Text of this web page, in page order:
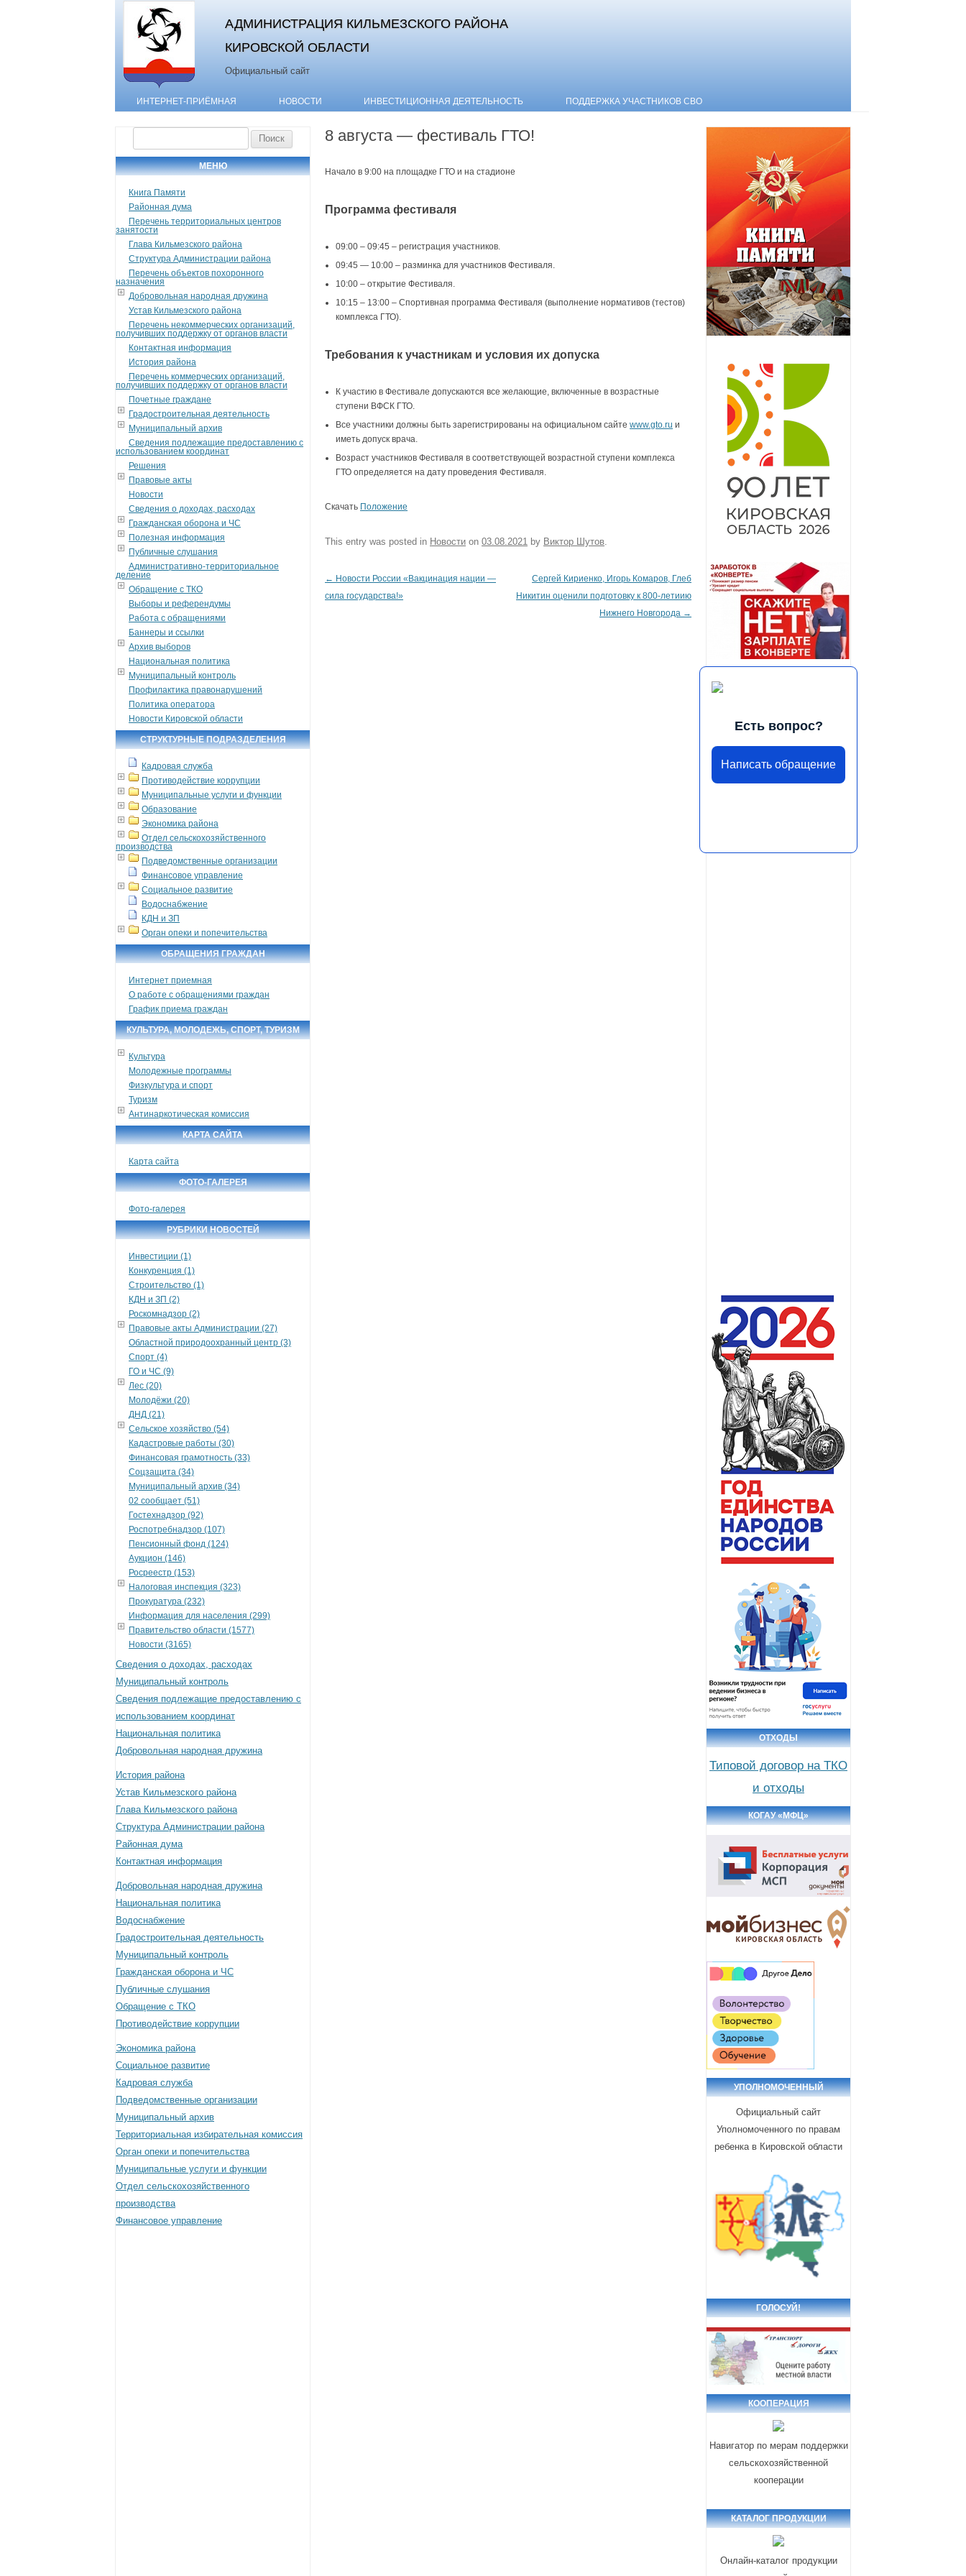
АДМИНИСТРАЦИЯ КИЛЬМЕЗСКОГО РАЙОНА
КИРОВСКОЙ ОБЛАСТИ
Официальный сайт
Skip to content
ИНТЕРНЕТ-ПРИЁМНАЯ НОВОСТИ ИНВЕСТИЦИОННАЯ ДЕЯТЕЛЬНОСТЬ ПОДДЕРЖКА УЧАСТНИКОВ СВО
МЕНЮ
Книга Памяти
Районная дума
Перечень территориальных центров
занятости
Глава Кильмезского района
Структура Администрации района
Перечень объектов похоронного
назначения
Добровольная народная дружина
Устав Кильмезского района
Перечень некоммерческих организаций,
получивших поддержку от органов власти
Контактная информация
История района
Перечень коммерческих организаций,
получивших поддержку от органов власти
Почетные граждане
Градостроительная деятельность
Муниципальный архив
Сведения подлежащие предоставлению с
использованием координат
Решения
Правовые акты
Новости
Сведения о доходах, расходах
Гражданская оборона и ЧС
Полезная информация
Публичные слушания
Административно-территориальное
деление
Обращение с ТКО
Выборы и референдумы
Работа с обращениями
Баннеры и ссылки
Архив выборов
Национальная политика
Муниципальный контроль
Профилактика правонарушений
Политика оператора
Новости Кировской области
СТРУКТУРНЫЕ ПОДРАЗДЕЛЕНИЯ
Кадровая служба
Противодействие коррупции
Муниципальные услуги и функции
Образование
Экономика района
Отдел сельскохозяйственного
производства
Подведомственные организации
Финансовое управление
Социальное развитие
Водоснабжение
КДН и ЗП
Орган опеки и попечительства
ОБРАЩЕНИЯ ГРАЖДАН
Интернет приемная
О работе с обращениями граждан
График приема граждан
КУЛЬТУРА, МОЛОДЕЖЬ, СПОРТ, ТУРИЗМ
Культура
Молодежные программы
Физкультура и спорт
Туризм
Антинаркотическая комиссия
КАРТА САЙТА
Карта сайта
ФОТО-ГАЛЕРЕЯ
Фото-галерея
РУБРИКИ НОВОСТЕЙ
Инвестиции (1)
Конкуренция (1)
Строительство (1)
КДН и ЗП (2)
Роскомнадзор (2)
Правовые акты Администрации (27)
Областной природоохранный центр (3)
Спорт (4)
ГО и ЧС (9)
Лес (20)
Молодёжи (20)
ДНД (21)
Сельское хозяйство (54)
Кадастровые работы (30)
Финансовая грамотность (33)
Соцзащита (34)
Муниципальный архив (34)
02 сообщает (51)
Гостехнадзор (92)
Роспотребнадзор (107)
Пенсионный фонд (124)
Аукцион (146)
Росреестр (153)
Налоговая инспекция (323)
Прокуратура (232)
Информация для населения (299)
Правительство области (1577)
Новости (3165)
Сведения о доходах, расходах
Муниципальный контроль
Сведения подлежащие предоставлению с
использованием координат
Национальная политика
Добровольная народная дружина
История района
Устав Кильмезского района
Глава Кильмезского района
Структура Администрации района
Районная дума
Контактная информация
Добровольная народная дружина
Национальная политика
Водоснабжение
Градостроительная деятельность
Муниципальный контроль
Гражданская оборона и ЧС
Публичные слушания
Обращение с ТКО
Противодействие коррупции
Экономика района
Социальное развитие
Кадровая служба
Подведомственные организации
Муниципальный архив
Территориальная избирательная комиссия
Орган опеки и попечительства
Муниципальные услуги и функции
Отдел сельскохозяйственного
производства
Финансовое управление
8 августа — фестиваль ГТО!
Начало в 9:00 на площадке ГТО и на стадионе
Программа фестиваля
09:00 – 09:45 – регистрация участников.
09:45 — 10:00 – разминка для участников Фестиваля.
10:00 – открытие Фестиваля.
10:15 – 13:00 – Спортивная программа Фестиваля (выполнение нормативов (тестов)
комплекса ГТО).
Требования к участникам и условия их допуска
К участию в Фестивале допускаются все желающие, включенные в возрастные
ступени ВФСК ГТО.
Все участники должны быть зарегистрированы на официальном сайте www.gto.ru и
иметь допуск врача.
Возраст участников Фестиваля в соответствующей возрастной ступени комплекса
ГТО определяется на дату проведения Фестиваля.
Скачать Положение
This entry was posted in Новости on 03.08.2021 by Виктор Шутов
Post navigation
← Новости России «Вакцинация нации —
сила государства!»
Сергей Кириенко, Игорь Комаров, Глеб
Никитин оценили подготовку к 800-летиию
Нижнего Новгорода →
Есть вопрос?
Написать обращение
ОТХОДЫ
Типовой договор на ТКО
и отходы
КОГАУ «МФЦ»
УПОЛНОМОЧЕННЫЙ
Официальный сайт
Уполномоченного по правам
ребенка в Кировской области
ГОЛОСУЙ!
КООПЕРАЦИЯ
Навигатор по мерам поддержки
сельскохозяйственной
кооперации
КАТАЛОГ ПРОДУКЦИИ
Онлайн-каталог продукции